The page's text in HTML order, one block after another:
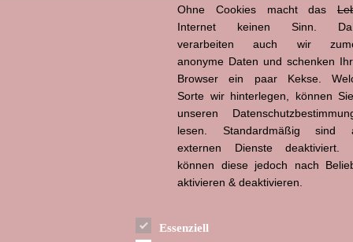
Ohne Cookies macht das
Internet keinen Sinn.
verarbeiten auch wir
anonyme Daten und schenken
Browser ein paar Kekse.
Sorte wir hinterlegen, können
unseren
lesen. Standardmäßig sind
externen Dienste deaktiviert.
können diese jedoch nach
aktivieren & deaktivieren.
Essenziell